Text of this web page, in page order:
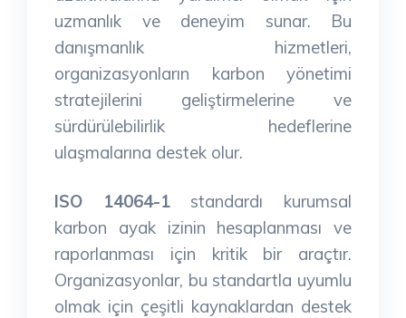
uzmanlık ve deneyim sunar. Bu
danışmanlık hizmetleri,
organizasyonların karbon yönetimi
stratejilerini geliştirmelerine ve
sürdürülebilirlik hedeflerine
ulaşmalarına destek olur.
ISO 14064-1standardı kurumsal
karbon ayak izinin hesaplanması ve
raporlanması için kritik bir araçtır.
Organizasyonlar, bu standartla uyumlu
olmak için çeşitli kaynaklardan destek